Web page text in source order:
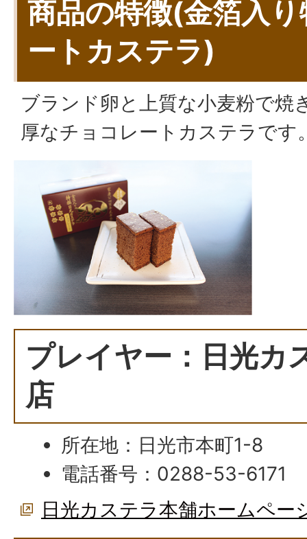
商品の特徴(金箔入
ートカステラ)
ブランド卵と上質な小麦粉で焼
厚なチョコレートカステラです
プレイヤー：日光カ
店
所在地：日光市本町1-8
電話番号：0288-53-6171
日光カステラ本舗ホームペー